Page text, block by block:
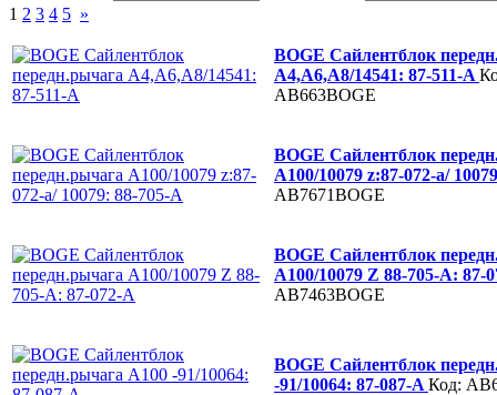
1 2 3 4 5 »
BOGE Сайлентблок
А4,А6,А8/14541: 87-511-A
AB663BOGE
BOGE Сайлентблок
А100/10079 z:87-072-a/
AB7671BOGE
BOGE Сайлентблок
А100/10079 Z 88-705-A: 87-
AB7463BOGE
BOGE Сайлентблок
-91/10064: 87-087-A Код: